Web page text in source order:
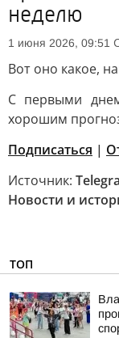
неделю
1 июня 2026, 09:51
Вот оно какое,
С первыми
хорошим
Подписаться |
Источник:
Новости и
ТОП